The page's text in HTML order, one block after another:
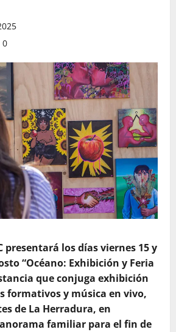
0
presentará los días viernes 15 y
“Océano: Exhibición y Feria
que conjuga exhibición
formativos y música en vivo,
de La Herradura, en
familiar para el fin de